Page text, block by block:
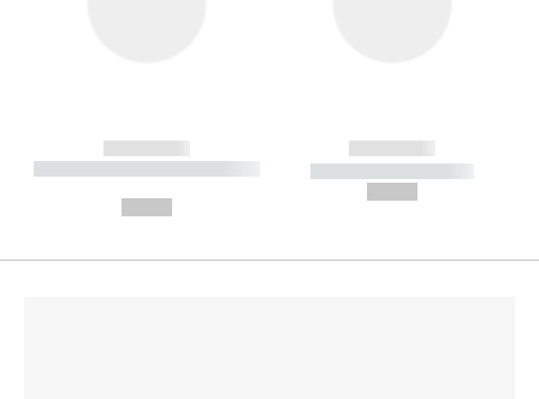
------------
----------- ----------- --------
------------
----------- -----------